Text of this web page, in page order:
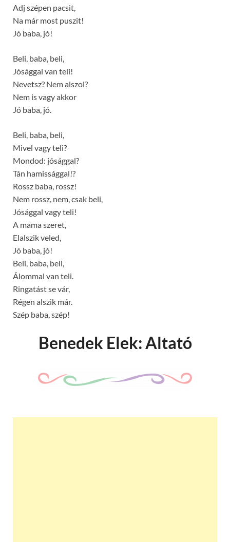
Adj szépen pacsit,
Na már most puszit!
Jó baba, jó!
Beli, baba, beli,
Jósággal van teli!
Nevetsz? Nem alszol?
Nem is vagy akkor
Jó baba, jó.
Beli, baba, beli,
Mivel vagy teli?
Mondod: jósággal?
Tán hamissággal!?
Rossz baba, rossz!
Nem rossz, nem, csak beli,
Jósággal vagy teli!
A mama szeret,
Elalszik veled,
Jó baba, jó!
Beli, baba, beli,
Álommal van teli.
Ringatást se vár,
Régen alszik már.
Szép baba, szép!
Benedek Elek: Altató